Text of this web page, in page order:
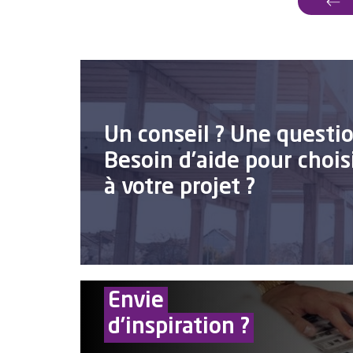
Un conseil ? Une
Besoin d’aide pour
à votre projet ?
Envie
d’inspiration ?